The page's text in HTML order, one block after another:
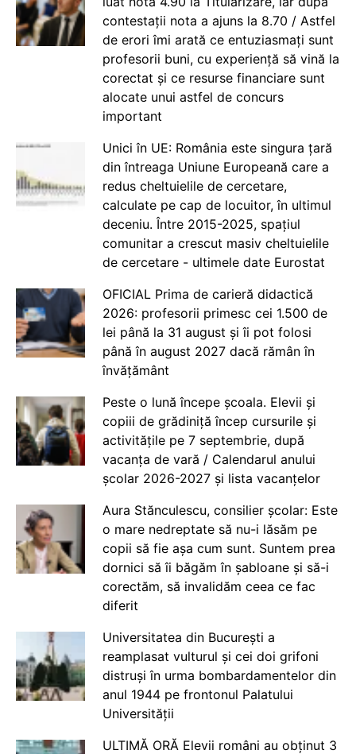
contestații nota a ajuns la 8.70 / Astfel
de erori îmi arată ce entuziasmați sunt
profesorii buni, cu experiență să vină la
corectat și ce resurse financiare sunt
alocate unui astfel de concurs
important
Unici în UE: România este singura țară
din întreaga Uniune Europeană care a
redus cheltuielile de cercetare,
calculate pe cap de locuitor, în ultimul
deceniu. Între 2015-2025, spațiul
comunitar a crescut masiv cheltuielile
de cercetare - ultimele date Eurostat
OFICIAL Prima de carieră didactică
2026: profesorii primesc cei 1.500 de
lei până la 31 august și îi pot folosi
până în august 2027 dacă rămân în
învățământ
Peste o lună începe școala. Elevii și
copiii de grădiniță încep cursurile și
activitățile pe 7 septembrie, după
vacanța de vară / Calendarul anului
școlar 2026-2027 și lista vacanțelor
Aura Stănculescu, consilier școlar: Este
o mare nedreptate să nu-i lăsăm pe
copii să fie așa cum sunt. Suntem prea
dornici să îi băgăm în șabloane și să-i
corectăm, să invalidăm ceea ce fac
diferit
Universitatea din București a
reamplasat vulturul și cei doi grifoni
distruși în urma bombardamentelor din
anul 1944 pe frontonul Palatului
Universității
ULTIMĂ ORĂ Elevii români au obținut 3